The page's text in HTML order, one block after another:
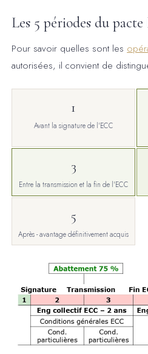
Les 5 périodes du
Pour savoir quelles sont les
autorisées, il convient de
1
Avant la signature de l'ECC
3
Entre la transmission et la fin de l'ECC
5
Après - avantage définitivement acquis